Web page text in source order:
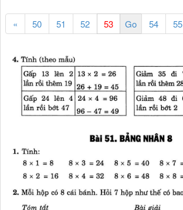
« 50 51 52 54 55